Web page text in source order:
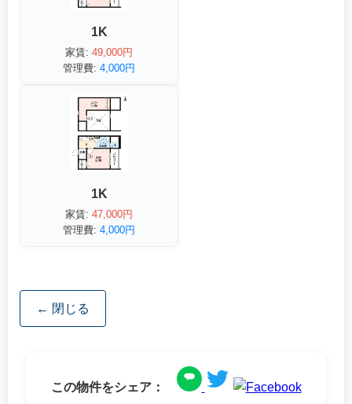
1K
家賃: 49,000円
管理費: 4,000円
1K
家賃: 47,000円
管理費: 4,000円
← 閉じる
この物件をシェア：